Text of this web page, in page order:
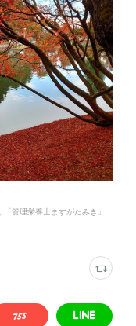
「管理栄養士ますがたみき」